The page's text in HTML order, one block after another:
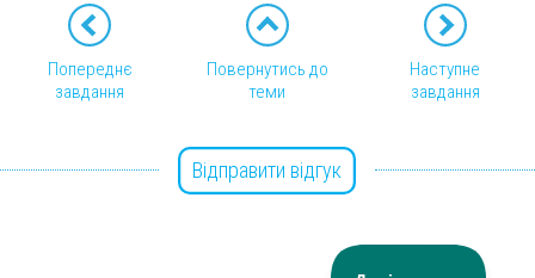
Попереднє
завдання
Повернутись до
теми
Наступне
завдання
Відправити відгук